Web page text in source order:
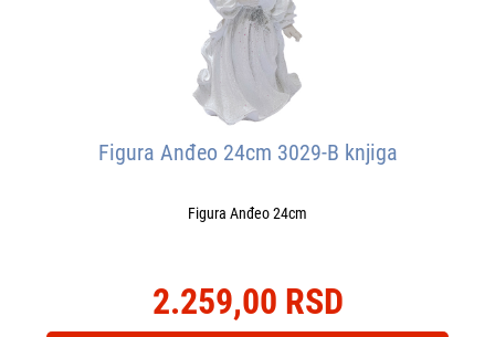
Figura Anđeo 24cm 3029-B knjiga
Figura Anđeo 24cm
2.259,00 RSD